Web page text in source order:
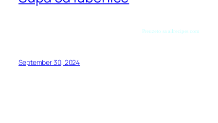
Preuzeto sa allrecipes.com
September 30, 2024